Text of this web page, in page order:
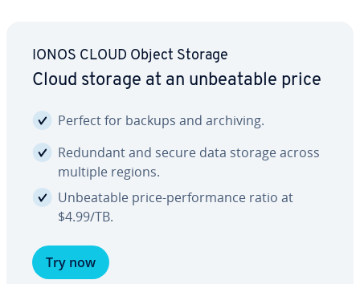
IONOS CLOUD Object Storage
Cloud storage at an un­be­a­ta­ble price
Perfect for backups and archiving.
Redundant and secure data storage across
multiple regions.
Un­be­a­ta­ble price-per­for­mance ratio at
$4.99/TB.
Try now